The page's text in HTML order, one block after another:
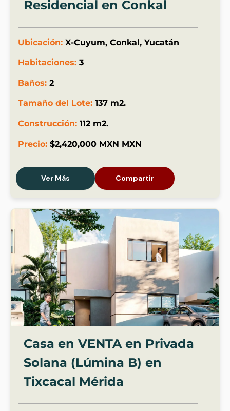
Residencial en Conkal
Ubicación: X-Cuyum, Conkal, Yucatán
Habitaciones: 3
Baños: 2
Tamaño del Lote: 137 m2.
Construcción: 112 m2.
Precio: $2,420,000 MXN MXN
Ver Más Compartir
Casa en VENTA en Privada
Solana (Lúmina B) en
Tixcacal Mérida